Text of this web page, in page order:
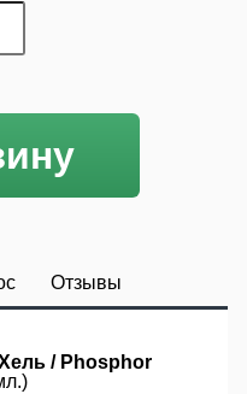
Отзывы
/ Phosphor